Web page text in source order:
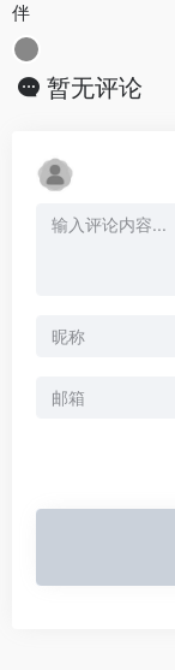
伴
暂无评论